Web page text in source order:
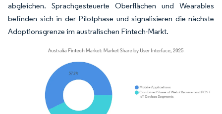
abgleichen. Sprachgesteuerte Oberflächen und Wearables
befinden sich in der Pilotphase und signalisieren die nächste
Adoptionsgrenze im australischen Fintech-Markt.